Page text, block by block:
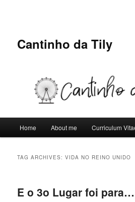
Cantinho da Tily
Home About me Curriculum
TAG ARCHIVES:VIDA NO REINO UNIDO
E o 3o Lugar foi para…